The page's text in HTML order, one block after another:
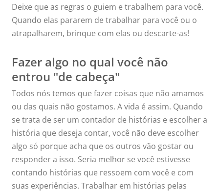
Deixe que as regras o guiem e trabalhem para você.
Quando elas pararem de trabalhar para você ou o
atrapalharem, brinque com elas ou descarte-as!
Fazer algo no qual você não
entrou "de cabeça"
Todos nós temos que fazer coisas que não amamos
ou das quais não gostamos. A vida é assim. Quando
se trata de ser um contador de histórias e escolher a
história que deseja contar, você não deve escolher
algo só porque acha que os outros vão gostar ou
responder a isso. Seria melhor se você estivesse
contando histórias que ressoem com você e com
suas experiências. Trabalhar em histórias pelas